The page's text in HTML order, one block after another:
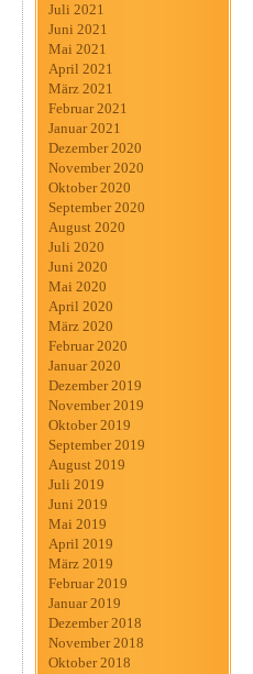
Juli 2021
Juni 2021
Mai 2021
April 2021
März 2021
Februar 2021
Januar 2021
Dezember 2020
November 2020
Oktober 2020
September 2020
August 2020
Juli 2020
Juni 2020
Mai 2020
April 2020
März 2020
Februar 2020
Januar 2020
Dezember 2019
November 2019
Oktober 2019
September 2019
August 2019
Juli 2019
Juni 2019
Mai 2019
April 2019
März 2019
Februar 2019
Januar 2019
Dezember 2018
November 2018
Oktober 2018